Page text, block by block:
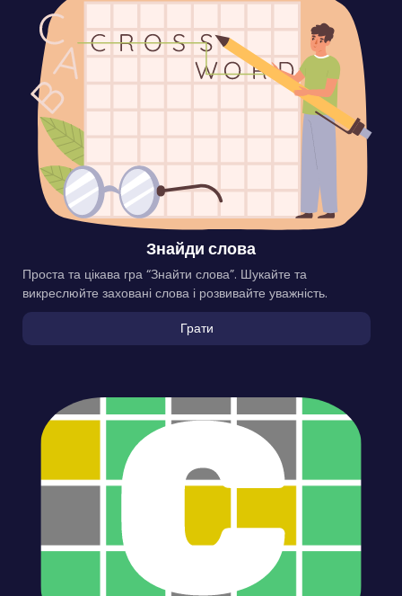
Знайди слова
Проста та цікава гра “Знайти слова”. Шукайте та
викреслюйте заховані слова і розвивайте уважність.
Грати